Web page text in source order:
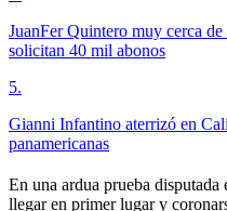
JuanFer Quintero muy cerca
solicitan 40 mil abonos
5.
Gianni Infantino aterrizó en
panamericanas
En una ardua prueba
llegar en primer lugar y